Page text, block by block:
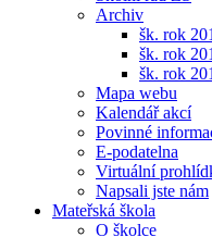
Archiv
šk. rok
šk. rok
šk. rok
Mapa webu
Kalendář akcí
Povinné
E-podatelna
Virtuální
Napsali jste nám
Mateřská škola
O školce